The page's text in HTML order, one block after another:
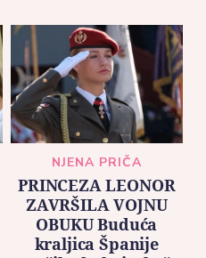
NJENA PRIČA
PRINCEZA LEONOR
ZAVRŠILA VOJNU
OBUKU Buduća
kraljica Španije